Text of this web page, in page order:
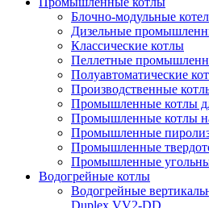
Блочно-модульные
Дизельные
Классические котлы
Пеллетные
Полуавтоматические
Производственные
Промышленные котлы
Промышленные котлы
Промышленные
Промышленные
Промышленные
Водогрейные котлы
Водогрейные
Duplex VV2-DD